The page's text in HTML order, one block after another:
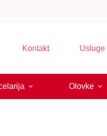
Kontakt Usluge
Olovke